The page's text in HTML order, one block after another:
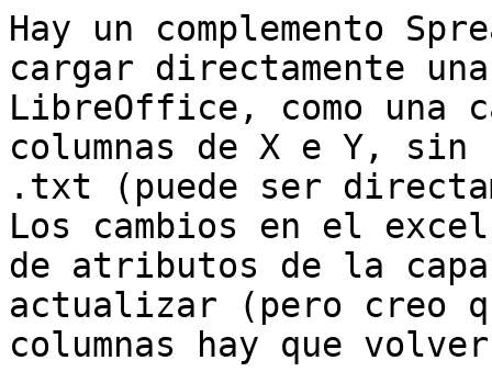
Hay un complemento
cargar directamente
LibreOffice, como una
columnas de X e Y, sin
.txt (puede ser
Los cambios en el
de atributos de la
actualizar (pero creo
columnas hay que